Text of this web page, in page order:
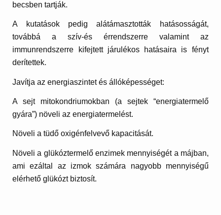
becsben tartják.
A kutatások pedig alátámasztották hatásosságát,
továbbá a szív-és érrendszerre valamint az
immunrendszerre kifejtett járulékos hatásaira is fényt
derítettek.
Javítja az energiaszintet és állóképességet:
A sejt mitokondriumokban (a sejtek “energiatermelő
gyára”) növeli az energiatermelést.
Növeli a tüdő oxigénfelvevő kapacitását.
Növeli a glükóztermelő enzimek mennyiségét a májban,
ami ezáltal az izmok számára nagyobb mennyiségű
elérhető glükózt biztosít.